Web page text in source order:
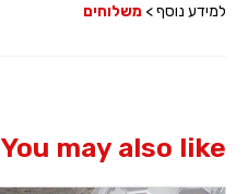
למידע נוסף > משלוחים
You may also like